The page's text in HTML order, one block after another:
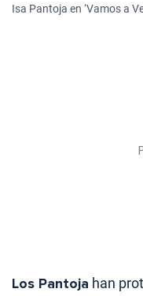
Isa Pantoja en ‘Vamos a
Los Pantoja han